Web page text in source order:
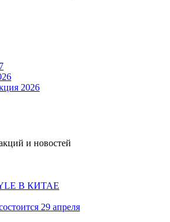
2026
и новостей
В КИТАЕ
29 апреля